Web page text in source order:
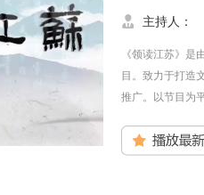
主持人：
《领读江苏》
目。致力于打造
推广。以节目为